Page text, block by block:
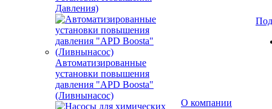
Давления)
Автоматизированные
установки повышения
давления "APD Boosta"
(Ливнынасос)
О компании